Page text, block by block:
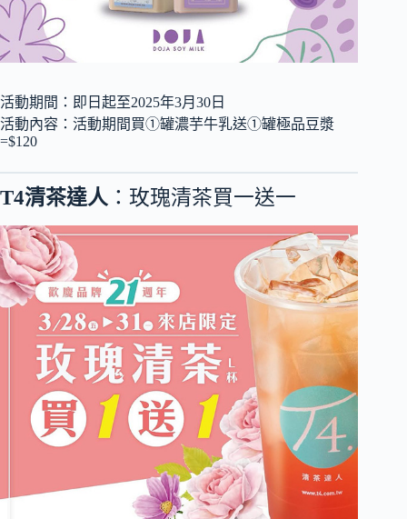
活動期間：即日起至2025年3月30日
活動內容：活動期間買①罐濃芋牛乳送①罐極品豆漿
=$120
T4清茶達人 ：玫瑰清茶買一送一